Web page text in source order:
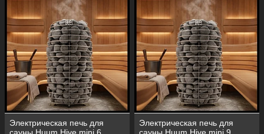
Электрическая печь для
Электрическая печь для